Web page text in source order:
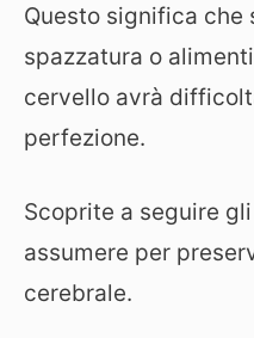
Questo significa che
spazzatura o
cervello avrà
perfezione.
Scoprite a seguire
assumere per
cerebrale.